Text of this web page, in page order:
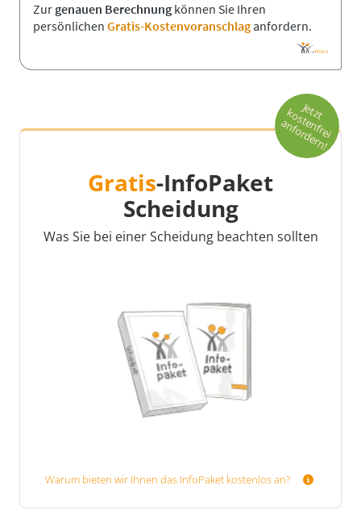
Zurgenauen Berechnung können Sie Ihren
persönlichen Gratis-Kostenvoranschlag anfordern.
Gratis-InfoPaket
Scheidung
Was Sie bei einer Scheidung beachten sollten
Je
t
z
t
k
o
s
t
e
n
fr
e
i
a
n
fo
r
d
e
r
n
!
Warum bieten wir Ihnen das InfoPaket kostenlos an?